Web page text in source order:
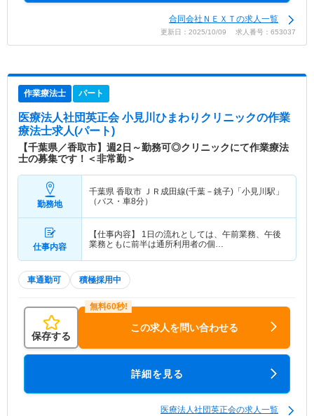
合同会社ＮＥＸＴの求人一覧
更新日：2025/10/09 求人番号：653037
作業療法士 パート
医療法人社団英正会 小見川ひまわりクリニックの作業
療法士求人(パート)
【千葉県／香取市】週2日～勤務可◎クリニックにて作業療法
士の募集です！＜非常勤＞
勤務地
千葉県 香取市 ＪＲ成田線(千葉－銚子)「小見川駅」
（バス・車8分）
仕事内容
【仕事内容】 1日の流れとしては、午前業務、午後
業務ともに前半は通所利用者の個…
車通勤可 積極採用中
保存する
この求人を問い合わせる
詳細を見る
医療法人社団英正会の求人一覧